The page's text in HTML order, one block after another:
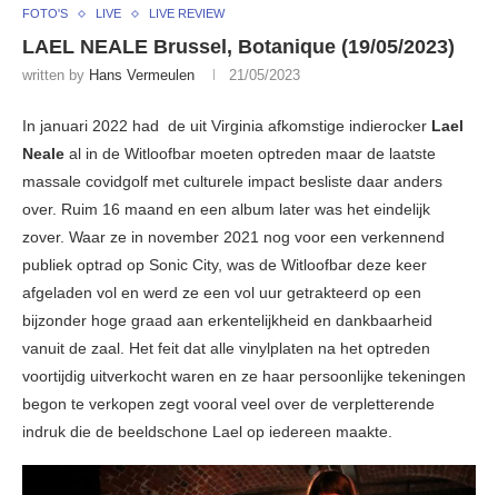
FOTO'S LIVE LIVE REVIEW
LAEL NEALE Brussel, Botanique (19/05/2023)
written by Hans Vermeulen 21/05/2023
In januari 2022 had de uit Virginia afkomstige indierocker Lael
Neale al in de Witloofbar moeten optreden maar de laatste
massale covidgolf met culturele impact besliste daar anders
over. Ruim 16 maand en een album later was het eindelijk
zover. Waar ze in november 2021 nog voor een verkennend
publiek optrad op Sonic City, was de Witloofbar deze keer
afgeladen vol en werd ze een vol uur getrakteerd op een
bijzonder hoge graad aan erkentelijkheid en dankbaarheid
vanuit de zaal. Het feit dat alle vinylplaten na het optreden
voortijdig uitverkocht waren en ze haar persoonlijke tekeningen
begon te verkopen zegt vooral veel over de verpletterende
indruk die de beeldschone Lael op iedereen maakte.